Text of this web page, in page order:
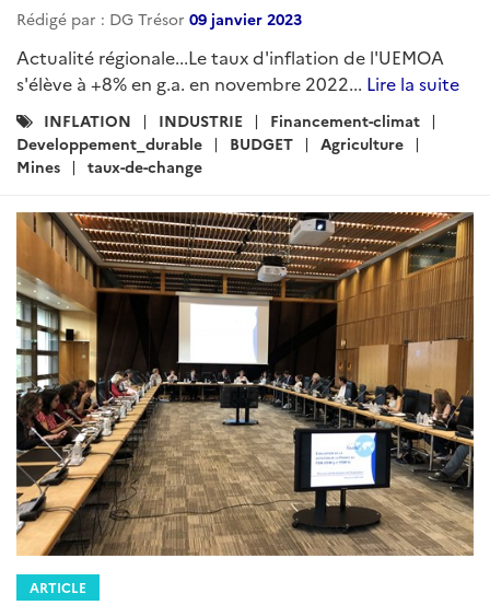
Rédigé par : DG Trésor 09 janvier 2023
Actualité régionale...Le taux d'inflation de l'UEMOA
s'élève à +8% en g.a. en novembre 2022... Lire la suite
Catégories
:
INFLATION INDUSTRIE
Financement-climat
Developpement_durable
BUDGET
Agriculture
Mines
taux-de-change
ARTICLE